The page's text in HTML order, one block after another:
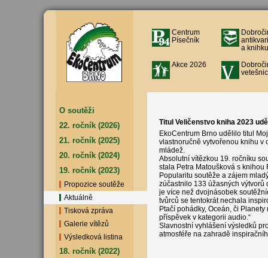
Centrum
Písečník
a
Akce 2026
O soutěži
22. ročník (2026)
21. ročník (2025)
20. ročník (2024)
19. ročník (2023)
Propozice soutěže
Aktuálně
Tisková zpráva
Galerie vítězů
Výsledková listina
18. ročník (2022)
Titul Veličenstvo kniha 2023
EkoCentrum Brno udělilo titul
vlastnoručně vytvořenou knihu v
mládež.
Absolutní vítězkou 19. ročníku
stala Petra Matoušková s knihou
Popularitu soutěže a zájem
zúčastnilo 133 úžasných výtvorů
je více než dvojnásobek
tvůrců se tentokrát nechala
Ptačí pohádky, Oceán, či
příspěvek v kategorii audio.“
Slavnostní vyhlášení výsledků
atmosféře na zahradě